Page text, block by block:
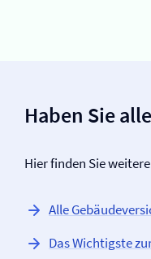
Haben Sie
Hier finden Sie
Alle
Das Wichtigste